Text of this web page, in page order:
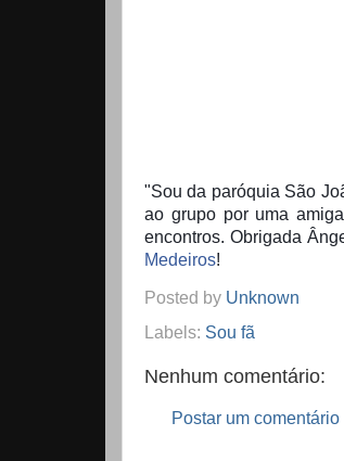
"Sou da paróquia São
ao grupo por uma
encontros. Obrigada
Medeiros!
Posted by Unknown
Labels: Sou fã
Nenhum comentário:
Postar um comentário